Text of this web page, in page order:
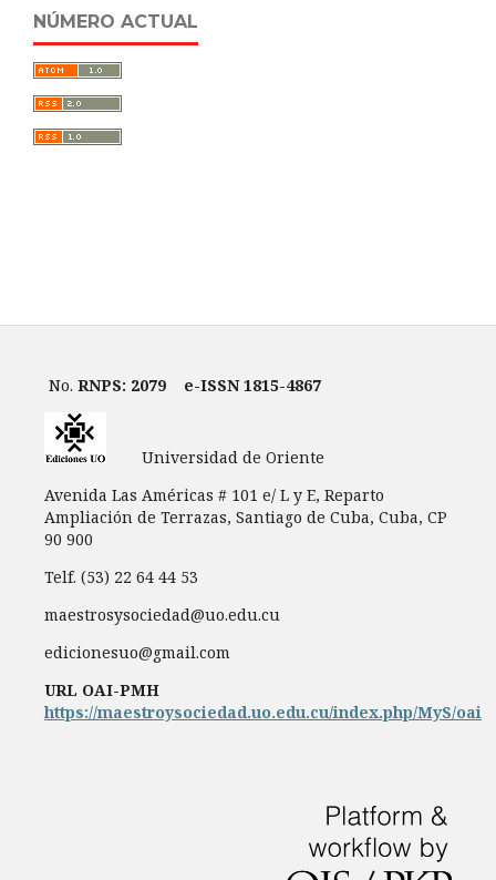
NÚMERO ACTUAL
No. RNPS: 2079 e-ISSN 1815-4867
Universidad de Oriente
Avenida Las Américas # 101 e/ L y E, Reparto
Ampliación de Terrazas, Santiago de Cuba, Cuba, CP
90 900
Telf. (53) 22 64 44 53
maestrosysociedad@uo.edu.cu
edicionesuo@gmail.com
URL OAI-PMH
https://maestroysociedad.uo.edu.cu/index.php/MyS/oai